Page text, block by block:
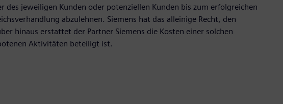
des jeweiligen Kunden oder potenziellen Kunden bis zum erfolgreichen
abzulehnen. Siemens hat das alleinige Recht, den
hinaus erstattet der Partner Siemens die Kosten einer solchen
Aktivitäten beteiligt ist.